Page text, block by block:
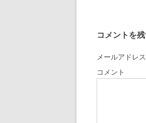
ゲ
ー
シ
コメントを
メールアドレ
コメント